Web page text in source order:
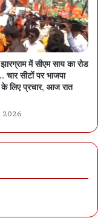
में बैठकें ले रहे
पर बात कर रहे हों,
तीन दिन पहले यानी
में सीएम साय का रोड
चार सीटों पर भाजपा
के लिए प्रचार, आज रात
2026